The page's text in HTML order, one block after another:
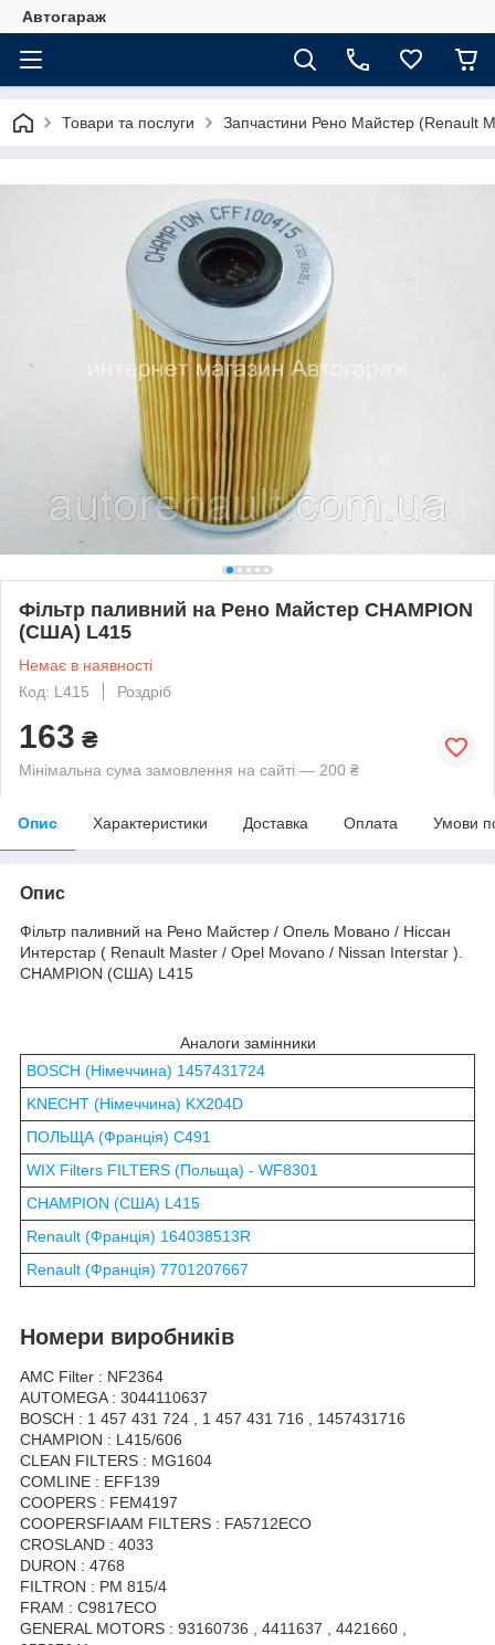
Автогараж
Товари та послуги Запчастини Рено Майстер (Renault
Фільтр паливний на Рено Майстер CHAMPION
(США) L415
Немає в наявності
Код: L415
Роздріб
163 ₴
Мінімальна сума замовлення на сайті — 200 ₴
Опис Характеристики Доставка Оплата Умови
Опис
Фільтр паливний на Рено Майстер / Опель Мовано / Ніссан
Интерстар ( Renault Master / Opel Movano / Nissan Interstar ).
CHAMPION (США) L415
Аналоги замінники
BOSCH (Німеччина) 1457431724
KNECHT (Німеччина) KX204D
ПОЛЬЩА (Франція) C491
WIX Filters FILTERS (Польща) - WF8301
CHAMPION (США) L415
Renault (Франція) 164038513R
Renault (Франція) 7701207667
Номери виробників
AMC Filter : NF2364
AUTOMEGA : 3044110637
BOSCH : 1 457 431 724 , 1 457 431 716 , 1457431716
CHAMPION : L415/606
CLEAN FILTERS : MG1604
COMLINE : EFF139
COOPERS : FEM4197
COOPERSFIAAM FILTERS : FA5712ECO
CROSLAND : 4033
DURON : 4768
FILTRON : PM 815/4
FRAM : C9817ECO
GENERAL MOTORS : 93160736 , 4411637 , 4421660 ,